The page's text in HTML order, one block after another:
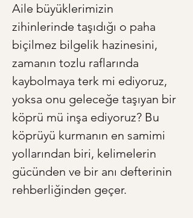
Aile büyüklerimizin
zihinlerinde taşıdığı o paha
biçilmez bilgelik hazinesini,
zamanın tozlu raflarında
kaybolmaya terk mi ediyoruz,
yoksa onu geleceğe taşıyan bir
köprü mü inşa ediyoruz? Bu
köprüyü kurmanın en samimi
yollarından biri, kelimelerin
gücünden ve bir anı defterinin
rehberliğinden geçer.